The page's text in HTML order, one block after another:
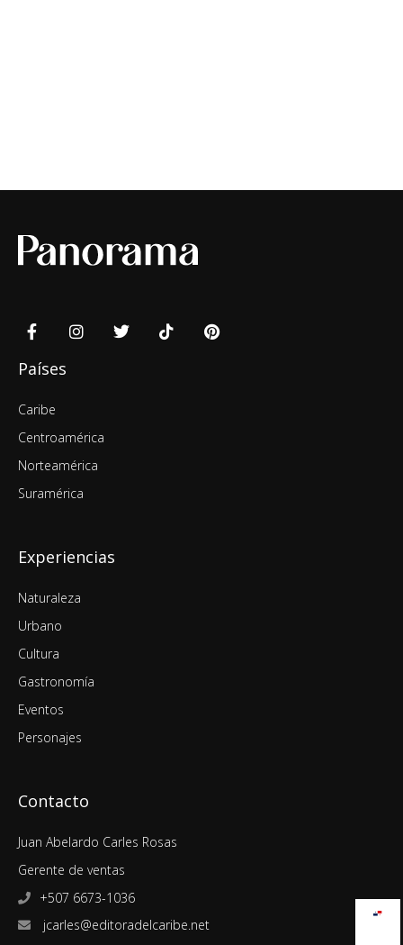
Países
Caribe
Centroamérica
Norteamérica
Suramérica
Experiencias
Naturaleza
Urbano
Cultura
Gastronomía
Eventos
Personajes
Contacto
Juan Abelardo Carles Rosas
Gerente de ventas
+507 6673-1036
jcarles@editoradelcaribe.net